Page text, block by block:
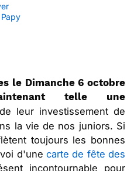
le Dimanche 6 octobre
telle une
leur investissement de
la vie de nos juniors. Si
toujours les bonnes
d'une carte de fête des
incontournable pour